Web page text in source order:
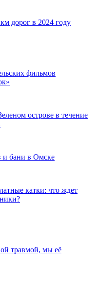
дорог в 2024 году
фильмов
острове в течение
и бани в Омске
катки: что ждет
травмой, мы её